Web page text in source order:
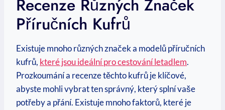
‍recenze Různých Značek
Příručních Kufrů
Existuje ⁢mnoho různých⁢ značek a modelů příručních
kufrů, které jsou ideální⁢ pro cestování letadlem.
‌Prozkoumání​ a recenze těchto kufrů je⁤ klíčové,
⁤abyste ‍mohli vybrat ten správný, ⁤který‌ splní ‍vaše
potřeby a přání.⁣ Existuje mnoho faktorů, ⁢které ‍je